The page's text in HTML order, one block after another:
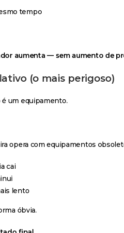
tempo
aumenta — sem aumento de
(o mais perigoso)
um equipamento.
opera com equipamentos
cai
lento
óbvia.